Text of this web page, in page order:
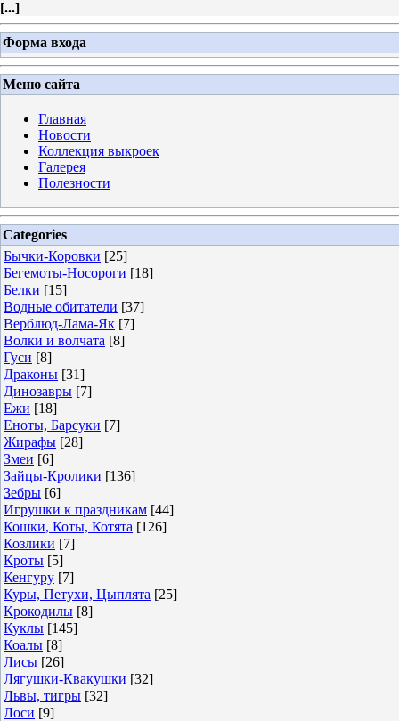
[...]
Форма входа
Меню сайта
Главная
Новости
Коллекция выкроек
Галерея
Полезности
Categories
Бычки-Коровки [25]
Бегемоты-Носороги [18]
Белки [15]
Водные обитатели [37]
Верблюд-Лама-Як [7]
Волки и волчата [8]
Гуси [8]
Драконы [31]
Динозавры [7]
Ежи [18]
Еноты, Барсуки [7]
Жирафы [28]
Змеи [6]
Зайцы-Кролики [136]
Зебры [6]
Игрушки к праздникам [44]
Кошки, Коты, Котята [126]
Козлики [7]
Кроты [5]
Кенгуру [7]
Куры, Петухи, Цыплята [25]
Крокодилы [8]
Куклы [145]
Коалы [8]
Лисы [26]
Лягушки-Квакушки [32]
Львы, тигры [32]
Лоси [9]